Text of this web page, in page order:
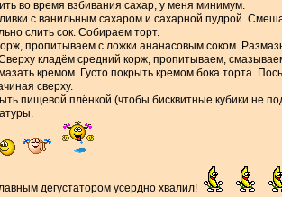
во время взбивания сахар, у меня минимум.
с ванильным сахаром и сахарной пудрой.
слить сок. Собираем торт.
пропитываем с ложки ананасовым соком.
Сверху кладём средний корж, пропитываем,
кремом. Густо покрыть кремом бока торта.
сверху.
пищевой плёнкой (чтобы бисквитные кубики не
дегустатором усердно хвалил!